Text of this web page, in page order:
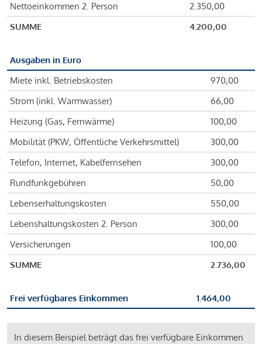
Nettoeinkommen 2. Person
2.350,00
SUMME
4.200,00
Ausgaben in Euro
Miete inkl. Betriebskosten
970,00
Strom (inkl. Warmwasser)
66,00
Heizung (Gas, Fernwärme)
100,00
Mobilität (PKW, Öffentliche Verkehrsmittel)
300,00
Telefon, Internet, Kabelfernsehen
300,00
Rundfunkgebühren
50,00
Lebenserhaltungskosten
550,00
Lebenshaltungskosten 2. Person
300,00
Versicherungen
100,00
SUMME
2.736,00
Frei verfügbares Einkommen 1.464,00
In diesem Beispiel beträgt das frei verfügbare Einkommen